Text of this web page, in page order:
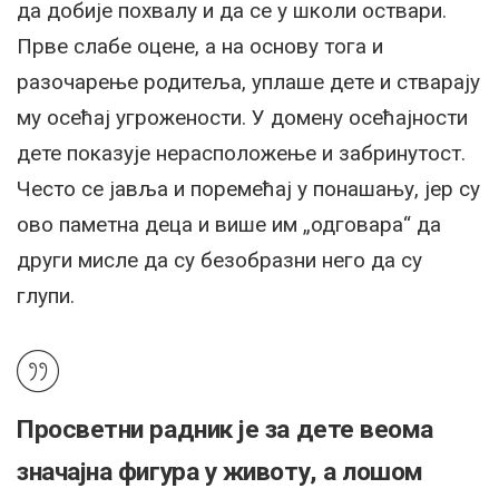
да добије похвалу и да се у школи оствари.
Прве слабе оцене, а на основу тога и
разочарење родитеља, уплаше дете и стварају
му осећај угрожености. У домену осећајности
дете показује нерасположење и забринутост.
Често се јавља и поремећај у понашању, јер су
ово паметна деца и више им „одговара“ да
други мисле да су безобразни него да су
глупи.
Просветни радник је за дете веома
значајна фигура у животу, а лошом